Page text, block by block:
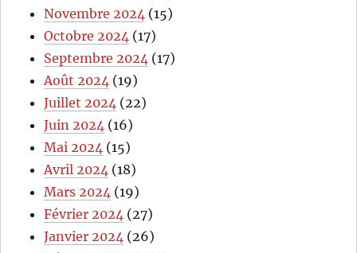
Novembre 2024 (15)
Octobre 2024 (17)
Septembre 2024 (17)
Août 2024 (19)
Juillet 2024 (22)
Juin 2024 (16)
Mai 2024 (15)
Avril 2024 (18)
Mars 2024 (19)
Février 2024 (27)
Janvier 2024 (26)